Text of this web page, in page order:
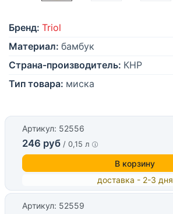
Бренд: Triol
Материал: бамбук
Страна-производитель: КНР
Тип товара: миска
Артикул: 52556
246 руб / 0,15 л
В корзину
доставка - 2-3 дня
Артикул: 52559